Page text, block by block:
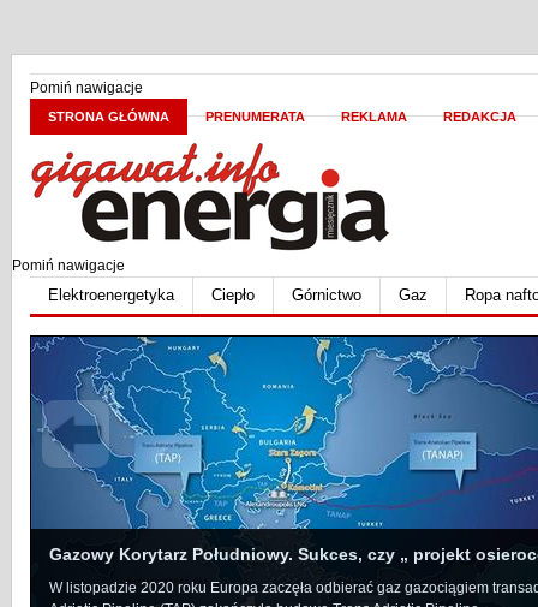
Pomiń nawigacje
STRONA GŁÓWNA PRENUMERATA REKLAMA REDAKCJA
Pomiń nawigacje
Elektroenergetyka Ciepło Górnictwo Gaz Ropa
Gazowy Korytarz Południowy. Sukces, czy „ projekt
W listopadzie 2020 roku Europa zaczęła odbierać gaz gazociągiem